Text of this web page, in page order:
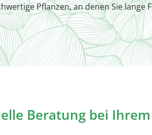
Pflanzen, an denen Sie lange
Beratung bei